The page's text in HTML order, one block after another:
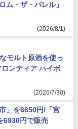
ム・ザ・バレル」
(2026/8/1)
モルト原酒を使っ
ンティア ハイボ
(2026/7/30)
」を6650円/「宮
6930円で販売